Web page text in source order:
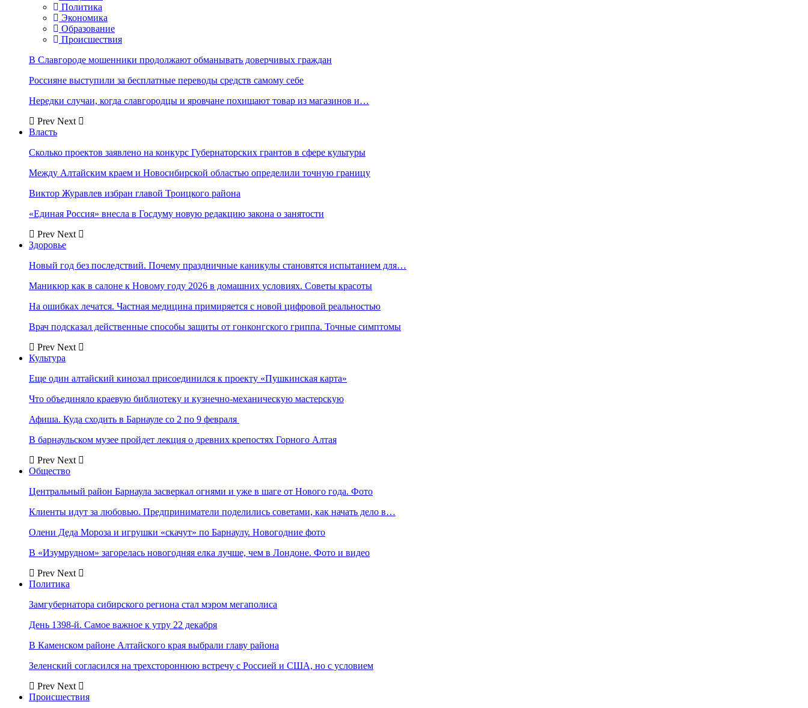
Политика
Экономика
Образование
Происшествия
В Славгороде мошенники продолжают обманывать доверчивых граждан
Россияне выступили за бесплатные переводы средств самому себе
Нередки случаи, когда славгородцы и яровчане похищают товар из магазинов и…
Prev Next
Власть
Сколько проектов заявлено на конкурс Губернаторских грантов в сфере культуры
Между Алтайским краем и Новосибирской областью определили точную границу
Виктор Журавлев избран главой Троицкого района
«Единая Россия» внесла в Госдуму новую редакцию закона о занятости
Prev Next
Здоровье
Новый год без последствий. Почему праздничные каникулы становятся испытанием для…
Маникюр как в салоне к Новому году 2026 в домашних условиях. Советы красоты
На ошибках лечатся. Частная медицина примиряется с новой цифровой реальностью
Врач подсказал действенные способы защиты от гонконгского гриппа. Точные симптомы
Prev Next
Культура
Еще один алтайский кинозал присоединился к проекту «Пушкинская карта»
Что объединяло краевую библиотеку и кузнечно-механическую мастерскую
Афиша. Куда сходить в Барнауле со 2 по 9 февраля
В барнаульском музее пройдет лекция о древних крепостях Горного Алтая
Prev Next
Общество
Центральный район Барнаула засверкал огнями и уже в шаге от Нового года. Фото
Клиенты идут за любовью. Предприниматели поделились советами, как начать дело в…
Олени Деда Мороза и игрушки «скачут» по Барнаулу. Новогодние фото
В «Изумрудном» загорелась новогодняя елка лучше, чем в Лондоне. Фото и видео
Prev Next
Политика
Замгубернатора сибирского региона стал мэром мегаполиса
День 1398-й. Самое важное к утру 22 декабря
В Каменском районе Алтайского края выбрали главу района
Зеленский согласился на трехстороннюю встречу с Россией и США, но с условием
Prev Next
Происшествия